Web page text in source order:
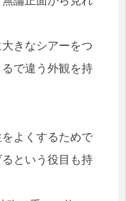
きなシアーをつ
で違う外観を持
よくするためで
という役目も持